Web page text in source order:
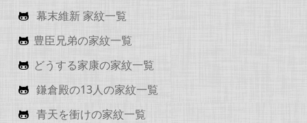
幕末維新 家紋一覧
豊臣兄弟の家紋一覧
どうする家康の家紋一覧
鎌倉殿の13人の家紋一覧
青天を衝けの家紋一覧